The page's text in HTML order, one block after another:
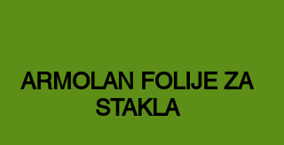
ARMOLAN FOLIJE ZA
STAKLA